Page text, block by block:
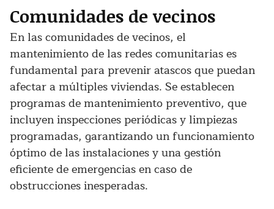
Comunidades de vecinos
En las comunidades de vecinos, el
mantenimiento de las redes comunitarias es
fundamental para prevenir atascos que puedan
afectar a múltiples viviendas. Se establecen
programas de mantenimiento preventivo, que
incluyen inspecciones periódicas y limpiezas
programadas, garantizando un funcionamiento
óptimo de las instalaciones y una gestión
eficiente de emergencias en caso de
obstrucciones inesperadas.